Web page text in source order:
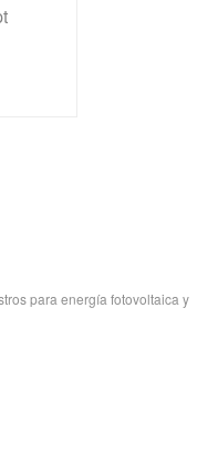
para energía fotovoltaica y